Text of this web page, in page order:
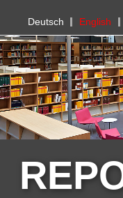
PHBern
Deutsch English